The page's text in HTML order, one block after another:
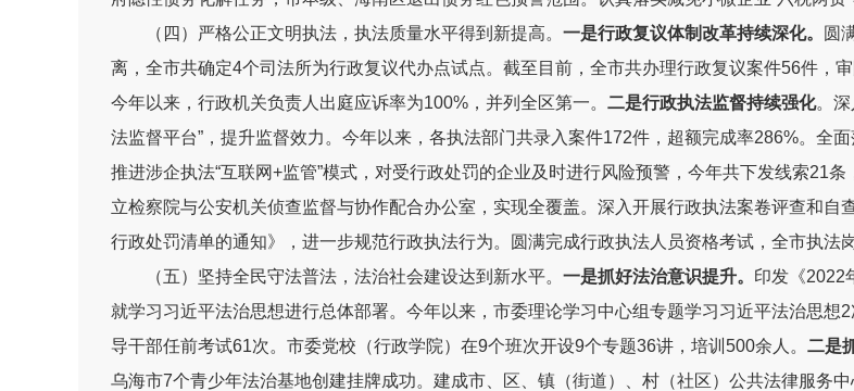
（ 四 ）严格公正文明执法，执法质量水平得到新提高。 一是行政复议体制改革持续深化。
圆
离，全市共确定4个司法所为行政复议代办点试点。截至目前，全市共办理行政复议案件56件，
今年以来， 行政机关负责人出庭应诉率为100% ，并列全区第一。 二是行政执法监督持续强化。 深
法监督平台”，提升监督效力。今年以来， 各执法部门共录入案件172件，超额完成率286%。 全面
推进涉企执法“互联网+监管”模式 ， 对受行政处罚的企业及时进行风险预警，今年共下发线索21条
立检察院与公安机关侦查监督与协作配合办公室，实现全覆盖。 深入开展行政执法案卷评查和自
行政处罚清单的通知》
，进一步规范行政执法行为。 圆满完成行政执法人员资格考试，全市执法
（五） 坚持全民守法普法， 法治社会建设达到新水平。 一是抓好法治意识提升。 印发《2022
就学习习近平法治思想进行总体部署。 今年以来， 市委理论学习中心组专题学习习近平法治思想2
导干部任前考试61次。市委党校 （行政学院） 在9个班次开设9个专题36讲，培训 500余人。 二是
乌海市7个青少年法治基地创建挂牌成功。 建成市、区、镇（街道）、村（社区）公共法律服务